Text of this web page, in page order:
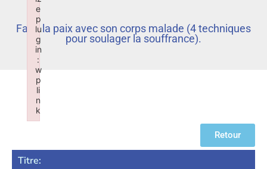
Faire la paix avec son corps malade (4 techniques
pour soulager la souffrance).
Retour
Titre:
e
p
lu
g
in
:
w
p
li
n
k
Failed to initialize plugin: wplink